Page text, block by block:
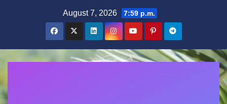
August 7, 2026 7:59 p.m.